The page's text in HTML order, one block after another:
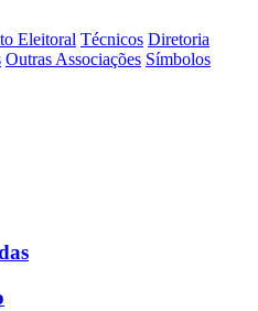
Eleitoral Técnicos Diretoria
Outras Associações Símbolos